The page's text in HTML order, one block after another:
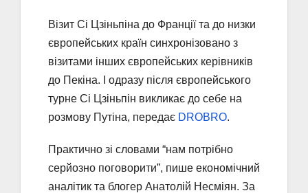
Візит Сі Цзіньпіна до Франції та до низки
європейських країн синхронізовано з
візитами інших європейських керівників
до Пекіна. І одразу після європейського
турне Сі Цзіньпін викликає до себе на
розмову Путіна, передає DROBRO.
Практично зі словами “нам потрібно
серйозно поговорити”, пише економічний
аналітик та блогер Анатолій Несміян. За